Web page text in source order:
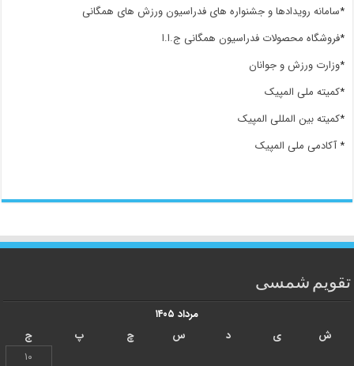
*سامانه رویدادها و جشنواره های فدراسیون ورزش های همگانی
*فروشگاه محصولات فدراسیون همگانی ج.ا.ا
*وزارت ورزش و جوانان
*کمیته ملی المپیک
*کمیته بین المللی المپیک
*آکادمی ملی المپیک
تقویم شمسی
مرداد ۱۴۰۵
ش
ی د س چ پ
ج
۱۰